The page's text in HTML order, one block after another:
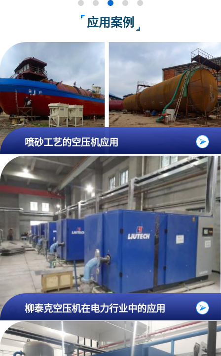
应用案例
喷砂工艺的空压机应用
柳泰克空压机在电力行业中的应用